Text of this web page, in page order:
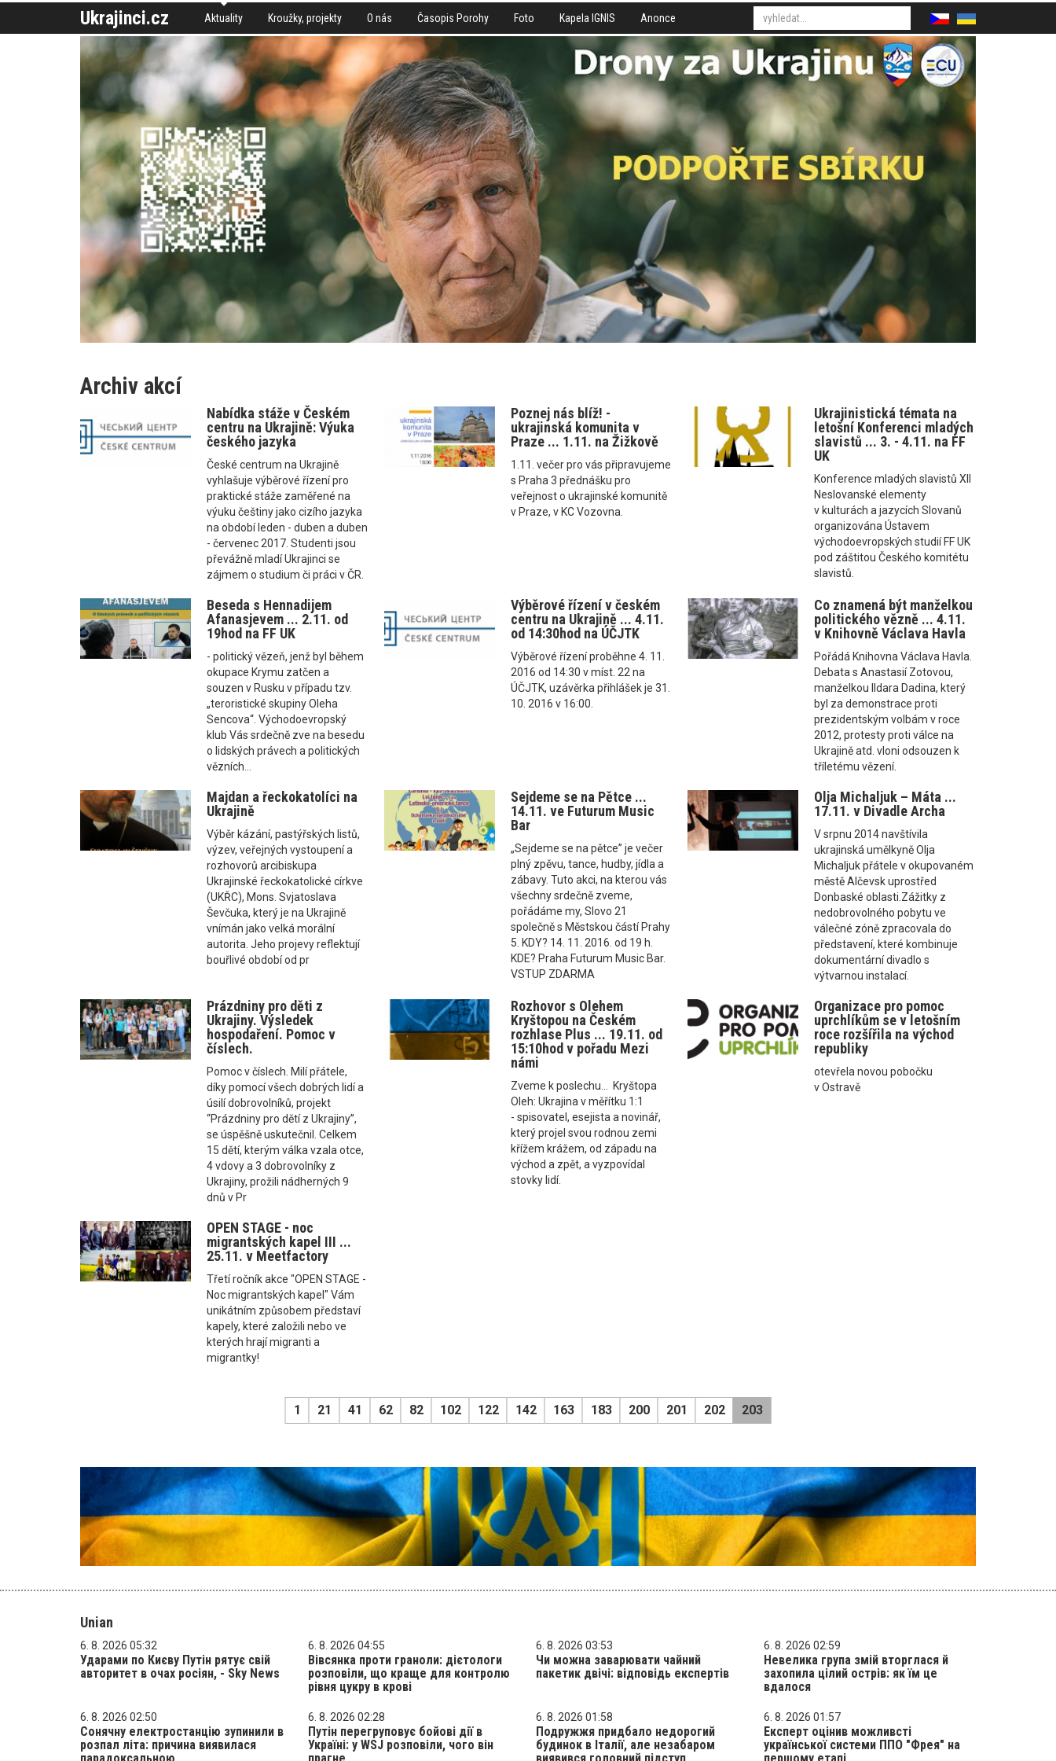
Ukrajinci.cz Aktuality Kroužky, projekty O nás Časopis Porohy Foto Kapela IGNIS Anonce
Archiv akcí
Nabídka stáže v Českém
centru na Ukrajině: Výuka
českého jazyka
České centrum na Ukrajině
vyhlašuje výběrové řízení pro
praktické stáže zaměřené na
výuku češtiny jako cizího jazyka
na období leden - duben a duben
- červenec 2017. Studenti jsou
převážně mladí Ukrajinci se
zájmem o studium či práci v ČR.
Poznej nás blíž! -
ukrajinská komunita v
Praze ... 1.11. na Žižkově
1.11. večer pro vás připravujeme
s Praha 3 přednášku pro
veřejnost o ukrajinské komunitě
v Praze, v KC Vozovna.
Ukrajinistická témata na
letošní Konferenci mladých
slavistů ... 3. - 4.11. na FF
UK
Konference mladých slavistů XII
Neslovanské elementy
v kulturách a jazycích Slovanů
organizována Ústavem
východoevropských studií FF UK
pod záštitou Českého komitétu
slavistů.
Beseda s Hennadijem
Afanasjevem ... 2.11. od
19hod na FF UK
- politický vězeň, jenž byl během
okupace Krymu zatčen a
souzen v Rusku v případu tzv.
„teroristické skupiny Oleha
Sencova“. Východoevropský
klub Vás srdečně zve na besedu
o lidských právech a politických
vězních...
Výběrové řízení v českém
centru na Ukrajině ... 4.11.
od 14:30hod na ÚČJTK
Výběrové řízení proběhne 4. 11.
2016 od 14:30 v míst. 22 na
ÚČJTK, uzávěrka přihlášek je 31.
10. 2016 v 16:00.
Co znamená být manželkou
politického vězně ... 4.11.
v Knihovně Václava Havla
Pořádá Knihovna Václava Havla.
Debata s Anastasií Zotovou,
manželkou Ildara Dadina, který
byl za demonstrace proti
prezidentským volbám v roce
2012, protesty proti válce na
Ukrajině atd. vloni odsouzen k
tříletému vězení.
Majdan a řeckokatolíci na
Ukrajině
Výběr kázání, pastýřských listů,
výzev, veřejných vystoupení a
rozhovorů arcibiskupa
Ukrajinské řeckokatolické církve
(UKŘC), Mons. Svjatoslava
Ševčuka, který je na Ukrajině
vnímán jako velká morální
autorita. Jeho projevy reflektují
bouřlivé období od pr
Sejdeme se na Pětce ...
14.11. ve Futurum Music
Bar
„Sejdeme se na pětce” je večer
plný zpěvu, tance, hudby, jídla a
zábavy. Tuto akci, na kterou vás
všechny srdečně zveme,
pořádáme my, Slovo 21
společně s Městskou částí Prahy
5. KDY? 14. 11. 2016. od 19 h.
KDE? Praha Futurum Music Bar.
VSTUP ZDARMA
Olja Michaljuk – Máta ...
17.11. v Divadle Archa
V srpnu 2014 navštívila
ukrajinská umělkyně Olja
Michaljuk přátele v okupovaném
městě Alčevsk uprostřed
Donbaské oblasti.Zážitky z
nedobrovolného pobytu ve
válečné zóně zpracovala do
představení, které kombinuje
dokumentární divadlo s
výtvarnou instalací.
Prázdniny pro děti z
Ukrajiny. Výsledek
hospodaření. Pomoc v
číslech.
Pomoc v číslech. Milí přátele,
díky pomocí všech dobrých lidí a
úsilí dobrovolníků, projekt
“Prázdniny pro dětí z Ukrajiny”,
se úspěšně uskutečnil. Celkem
15 dětí, kterým válka vzala otce,
4 vdovy a 3 dobrovolníky z
Ukrajiny, prožili nádherných 9
dnů v Pr
Rozhovor s Olehem
Kryštopou na Českém
rozhlase Plus ... 19.11. od
15:10hod v pořadu Mezi
námi
Zveme k poslechu... Kryštopa
Oleh: Ukrajina v měřítku 1:1
- spisovatel, esejista a novinář,
který projel svou rodnou zemi
křížem krážem, od západu na
východ a zpět, a vyzpovídal
stovky lidí.
Organizace pro pomoc
uprchlíkům se v letošním
roce rozšířila na východ
republiky
otevřela novou pobočku
v Ostravě
OPEN STAGE - noc
migrantských kapel III ...
25.11. v Meetfactory
Třetí ročník akce "OPEN STAGE -
Noc migrantských kapel" Vám
unikátním způsobem představí
kapely, které založili nebo ve
kterých hrají migranti a
migrantky!
1 21 41 62 82 102 122 142 163 183 200 201 202 203
Unian
6. 8. 2026 05:32
Ударами по Києву Путін рятує свій
авторитет в очах росіян, - Sky News
6. 8. 2026 04:55
Вівсянка проти граноли: дієтологи
розповіли, що краще для контролю
рівня цукру в крові
6. 8. 2026 03:53
Чи можна заварювати чайний
пакетик двічі: відповідь експертів
6. 8. 2026 02:59
Невелика група змій вторглася й
захопила цілий острів: як їм це
вдалося
6. 8. 2026 02:50
Сонячну електростанцію зупинили в
розпал літа: причина виявилася
6. 8. 2026 02:28
Путін перегруповує бойові дії в
Україні: у WSJ розповіли, чого він
6. 8. 2026 01:58
Подружжя придбало недорогий
будинок в Італії, але незабаром
6. 8. 2026 01:57
Експерт оцінив можливсті
української системи ППО "Фрея" на